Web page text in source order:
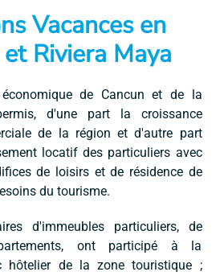
Vacances en
Riviera Maya
économique de Cancun et de la
d'une part la croissance
de la région et d'autre part
locatif des particuliers avec
de loisirs et de résidence de
du tourisme.
d'immeubles particuliers, de
ont participé à la
hôtelier de la zone touristique ;